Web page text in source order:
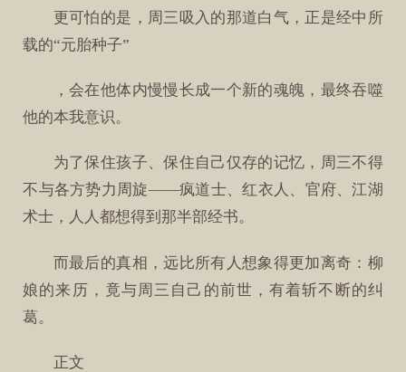
更可怕的是，周三吸入的那道白气，正是经中所
载的“元胎种子”
，会在他体内慢慢长成一个新的魂魄，最终吞噬
他的本我意识。
为了保住孩子、保住自己仅存的记忆，周三不得
不与各方势力周旋——疯道士、红衣人、官府、江湖
术士，人人都想得到那半部经书。
而最后的真相，远比所有人想象得更加离奇：柳
娘的来历，竟与周三自己的前世，有着斩不断的纠
葛。
正文